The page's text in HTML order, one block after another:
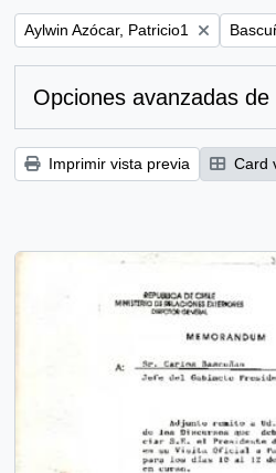
Remove filter:
Aylwin Azócar, Patricio1
Opciones avanzadas de
Imprimir vista previa Card